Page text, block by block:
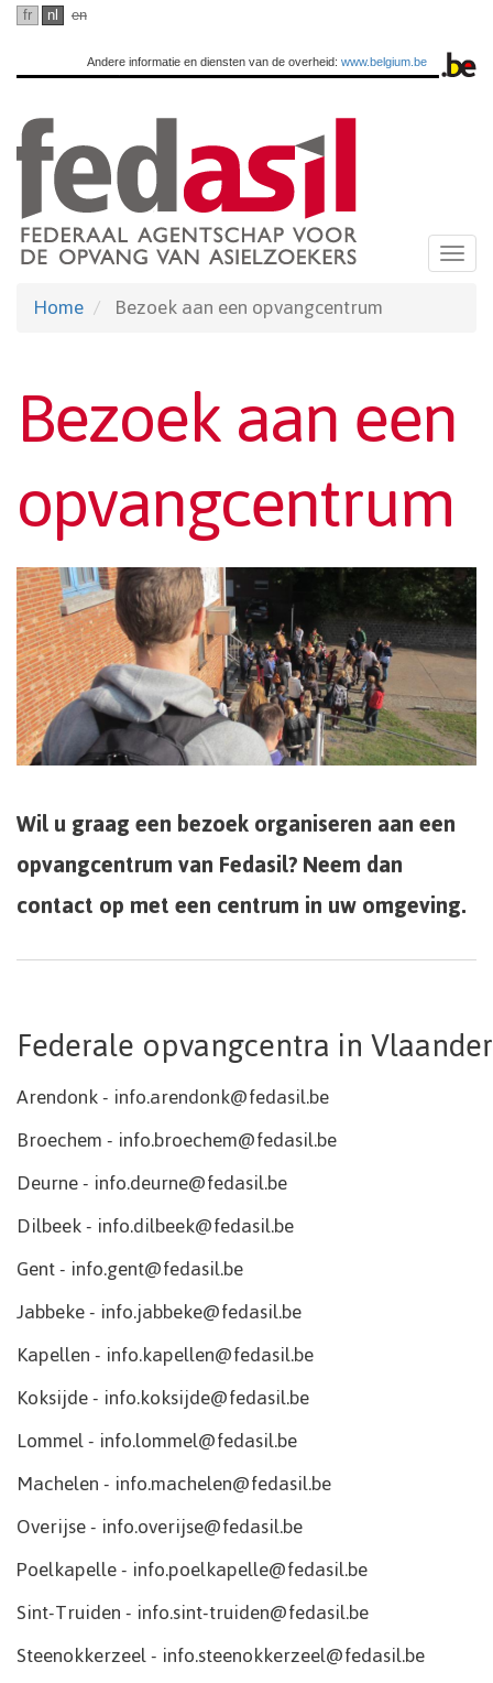
Ga
hoofdinhoud
fr nl en
Andere informatie en diensten van de overheid: www.belgium.be
Home Bezoek aan een opvangcentrum
Bezoek aan een
opvangcentrum
Wil u graag een bezoek organiseren aan een
opvangcentrum van Fedasil? Neem dan
contact op met een centrum in uw omgeving.
Federale opvangcentra in
Arendonk - info.arendonk@fedasil.be
Broechem - info.broechem@fedasil.be
Deurne - info.deurne@fedasil.be
Dilbeek - info.dilbeek@fedasil.be
Gent - info.gent@fedasil.be
Jabbeke - info.jabbeke@fedasil.be
Kapellen - info.kapellen@fedasil.be
Koksijde - info.koksijde@fedasil.be
Lommel - info.lommel@fedasil.be
Machelen - info.machelen@fedasil.be
Overijse - info.overijse@fedasil.be
Poelkapelle - info.poelkapelle@fedasil.be
Sint-Truiden - info.sint-truiden@fedasil.be
Steenokkerzeel - info.steenokkerzeel@fedasil.be